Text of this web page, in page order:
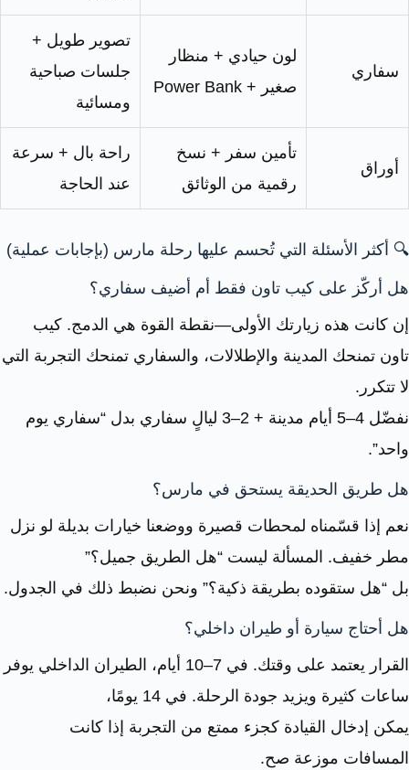
سفاري
لون حيادي + منظار
صغير + Power Bank
تصوير طويل +
جلسات صباحية
ومسائية
أوراق
تأمين سفر + نسخ
رقمية من الوثائق
راحة بال + سرعة
عند الحاجة
🔍 أكثر الأسئلة التي تُحسم عليها رحلة مارس (بإجابات عملية)
هل أركّز على كيب تاون فقط أم أضيف سفاري؟
إن كانت هذه زيارتك الأولى—نقطة القوة هي الدمج. كيب
تاون تمنحك المدينة والإطلالات، والسفاري تمنحك التجربة التي
لا تتكرر.
نفضّل 4–5 أيام مدينة + 2–3 ليالٍ سفاري بدل “سفاري يوم
واحد”.
هل طريق الحديقة يستحق في مارس؟
نعم إذا قسّمناه لمحطات قصيرة ووضعنا خيارات بديلة لو نزل
مطر خفيف. المسألة ليست “هل الطريق جميل؟”
بل “هل ستقوده بطريقة ذكية؟” ونحن نضبط ذلك في الجدول.
هل أحتاج سيارة أو طيران داخلي؟
القرار يعتمد على وقتك. في 7–10 أيام، الطيران الداخلي يوفر
ساعات كثيرة ويزيد جودة الرحلة. في 14 يومًا،
يمكن إدخال القيادة كجزء ممتع من التجربة إذا كانت
المسافات موزعة صح.